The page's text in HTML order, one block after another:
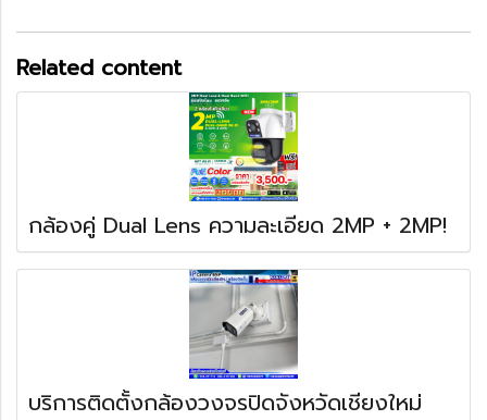
Related content
กล้องคู่ Dual Lens ความละเอียด 2MP + 2MP!
บริการติดตั้งกล้องวงจรปิดจังหวัดเชียงใหม่